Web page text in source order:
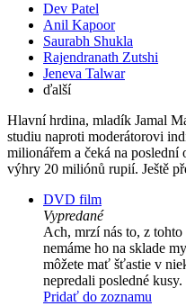
Dev Patel
Anil Kapoor
Saurabh Shukla
Rajendranath Zutshi
Jeneva Talwar
ďalší
Hlavní hrdina, mladík Jamal
studiu naproti moderátorovi
milionářem a čeká na
výhry 20 miliónů rupií. Ještě
DVD film
Vypredané
Ach, mrzí nás to, z
nemáme ho na sklade
môžete mať šťastie v
nepredali posledné kusy.
Pridať do zoznamu